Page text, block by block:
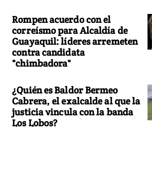
Rompen acuerdo con el
correísmo para Alcaldía de
Guayaquil: líderes arremeten
contra candidata
"chimbadora"
¿Quién es Baldor Bermeo
Cabrera, el exalcalde al que la
justicia vincula con la banda
Los Lobos?